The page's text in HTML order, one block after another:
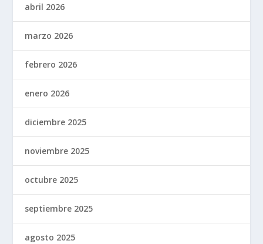
abril 2026
marzo 2026
febrero 2026
enero 2026
diciembre 2025
noviembre 2025
octubre 2025
septiembre 2025
agosto 2025